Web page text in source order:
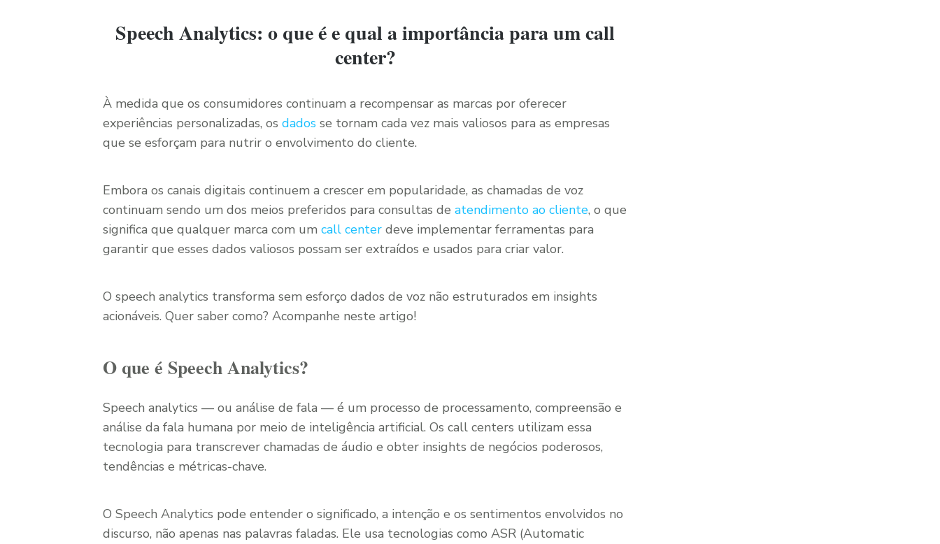
Speech Analytics: o que é e qual a importância para um call
center?
À medida que os consumidores continuam a recompensar as marcas por oferecer
experiências personalizadas, os dados se tornam cada vez mais valiosos para as empresas
que se esforçam para nutrir o envolvimento do cliente.
Embora os canais digitais continuem a crescer em popularidade, as chamadas de voz
continuam sendo um dos meios preferidos para consultas de atendimento ao cliente, o que
significa que qualquer marca com um call center deve implementar ferramentas para
garantir que esses dados valiosos possam ser extraídos e usados para criar valor.
O speech analytics transforma sem esforço dados de voz não estruturados em insights
acionáveis. Quer saber como? Acompanhe neste artigo!
O que é Speech Analytics?
Speech analytics — ou análise de fala — é um processo de processamento, compreensão e
análise da fala humana por meio de inteligência artificial. Os call centers utilizam essa
tecnologia para transcrever chamadas de áudio e obter insights de negócios poderosos,
tendências e métricas-chave.
O Speech Analytics pode entender o significado, a intenção e os sentimentos envolvidos no
discurso, não apenas nas palavras faladas. Ele usa tecnologias como ASR (Automatic